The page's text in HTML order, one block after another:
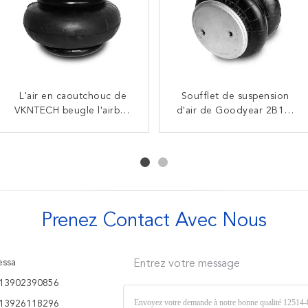
L'air en caoutchouc de
VKNTECH beugle l'airbag
Soufflet de suspension
d'air de Goodyear 2B12-
Airbags compliqués de
double de W01-358-3403
Le gaz a rempli soufflets
compliqués triples d'air du
Prenez Contact Avec Nous
Entrez votre message